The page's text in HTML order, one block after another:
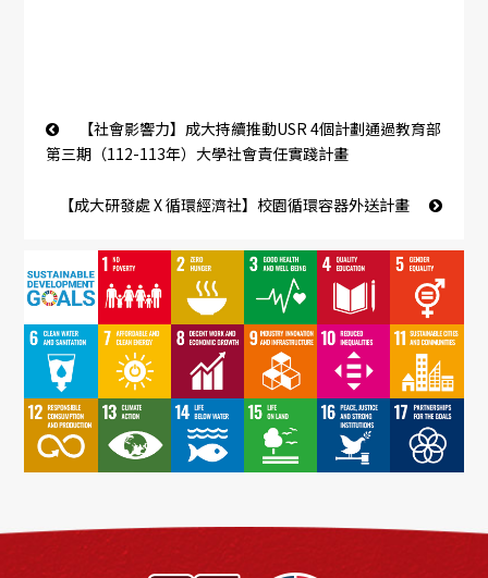
【社會影響力】成大持續推動USR 4個計劃通過教育部
第三期（112-113年）大學社會責任實踐計畫
【成大研發處 X 循環經濟社】校園循環容器外送計畫